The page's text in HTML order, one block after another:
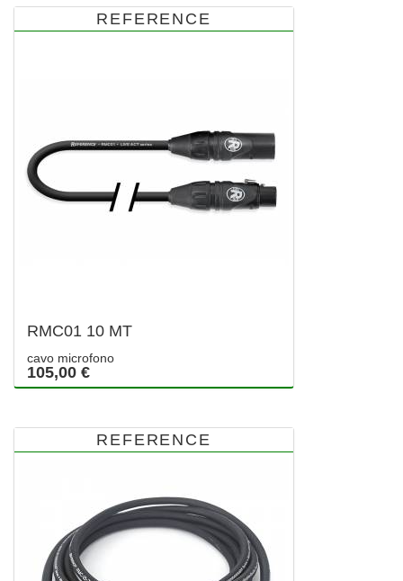
REFERENCE
RMC01 10 MT
cavo microfono
105,00 €
REFERENCE